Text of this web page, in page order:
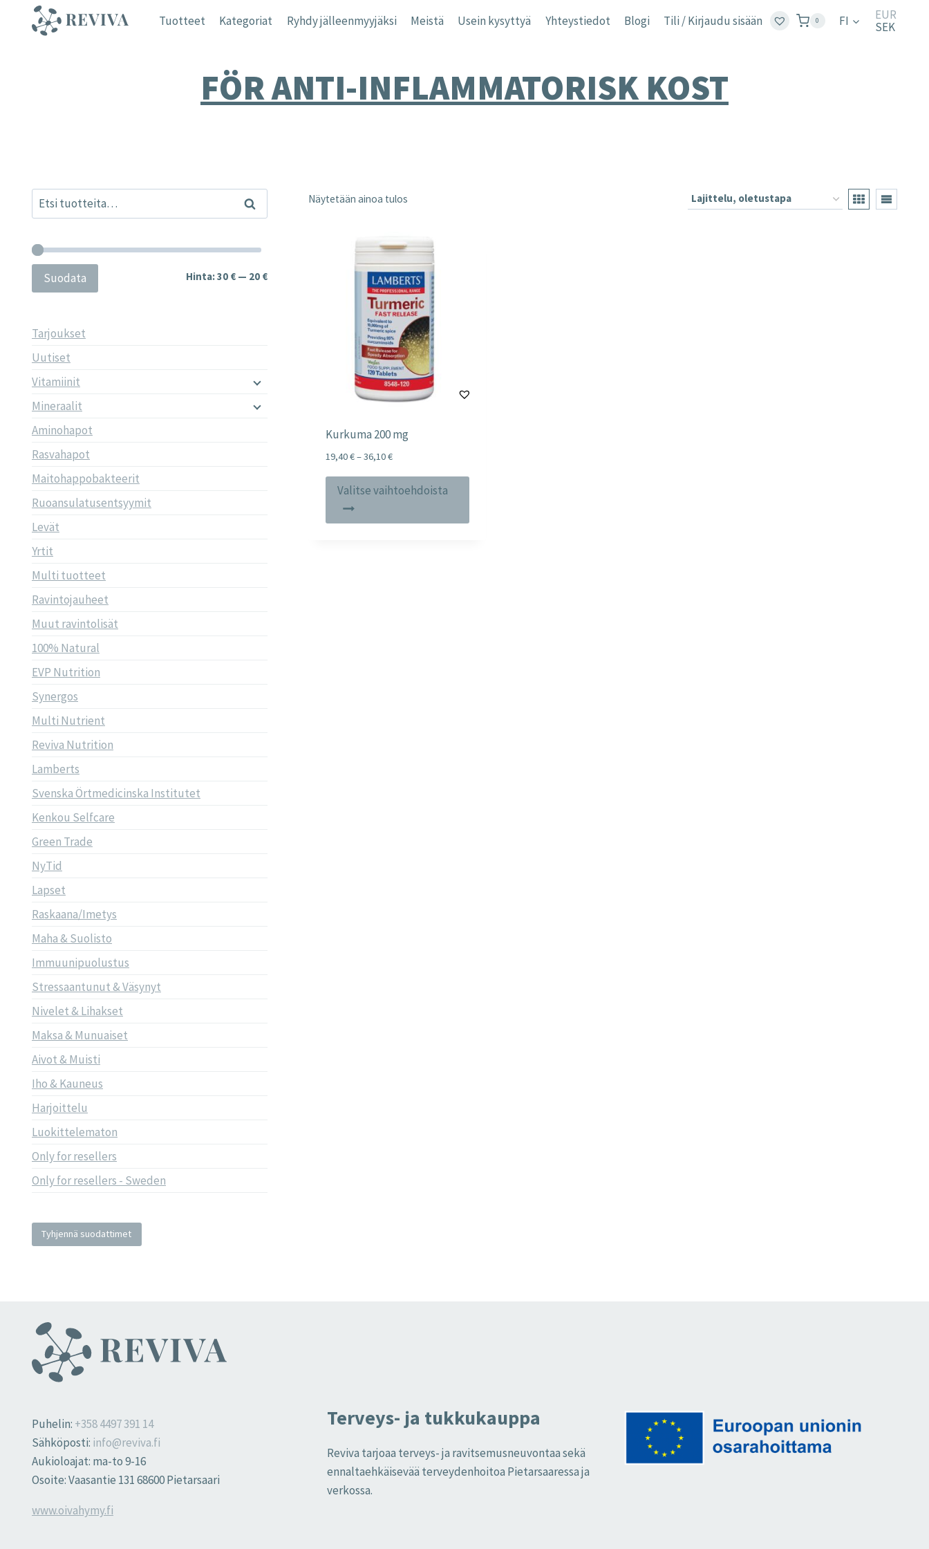
sisältöön
Tuotteet Kategoriat Ryhdy jälleenmyyjäksi Meistä Usein kysyttyä Yhteystiedot Blogi Tili / Kirjaudu sisään 0 FI
EUR
SEK
FÖR ANTI-INFLAMMATORISK KOST
Näytetään ainoa tulos
Kurkuma 200 mg
19,40€–36,10€Price
19,40 €
Valitse vaihtoehdoista
on
Etsi: Haku
Minimihinta
Maksimihinta
Suodata Hinta:30 €— 20 €
Tarjoukset
Uutiset
Vitamiinit
Mineraalit
Aminohapot
Rasvahapot
Maitohappobakteerit
Ruoansulatusentsyymit
Levät
Yrtit
Multi tuotteet
Ravintojauheet
Muut ravintolisät
100% Natural
EVP Nutrition
Synergos
Multi Nutrient
Reviva Nutrition
Lamberts
Svenska Örtmedicinska Institutet
Kenkou Selfcare
Green Trade
NyTid
Lapset
Raskaana/Imetys
Maha & Suolisto
Immuunipuolustus
Stressaantunut & Väsynyt
Nivelet & Lihakset
Maksa & Munuaiset
Aivot & Muisti
Iho & Kauneus
Harjoittelu
Luokittelematon
Only for resellers
Only for resellers - Sweden
Tyhjennä suodattimet
Puhelin: +358 4497 391 14
Sähköposti: info@reviva.fi
Aukioloajat: ma-to 9-16
Osoite: Vaasantie 131 68600 Pietarsaari
www.oivahymy.fi
Terveys- ja tukkukauppa
Reviva tarjoaa terveys- ja ravitsemusneuvontaa sekä
ennaltaehkäisevää terveydenhoitoa Pietarsaaressa ja
verkossa.